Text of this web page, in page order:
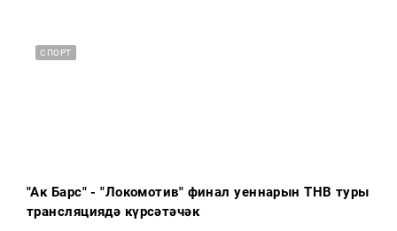
СПОРТ
"Ак Барс" - "Локомотив" финал уеннарын ТНВ туры
трансляциядә күрсәтәчәк